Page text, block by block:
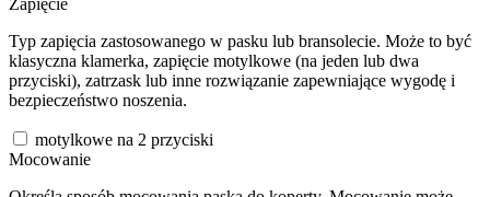
Typ zapięcia zastosowanego w pasku lub bransolecie. Może to być
klasyczna klamerka, zapięcie motylkowe (na jeden lub dwa
przyciski), zatrzask lub inne rozwiązanie zapewniające wygodę i
bezpieczeństwo noszenia.
motylkowe na 2 przyciski
Mocowanie